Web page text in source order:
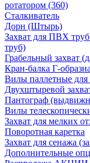
ротатором (360)
Сталкиватель
Дорн (Штырь)
Захват для ПВХ
труб)
Грабельный захват
Кран-балка Г-
Вилы паллетные для
Двухштыревой
Пантограф
Вилы
Захват для мелких
Поворотная каретка
Захват для сенажа
Дополнительные